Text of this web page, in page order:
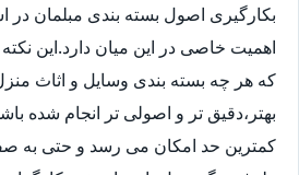
بکارگیری اصول بسته بندی مبلمان در
اهمیت خاصی در این میان دارد.این
که هر چه بسته بندی وسایل و اثاث
بهتر،دقیق تر و اصولی تر انجام شده
کمترین حد امکان می رسد و حتی به